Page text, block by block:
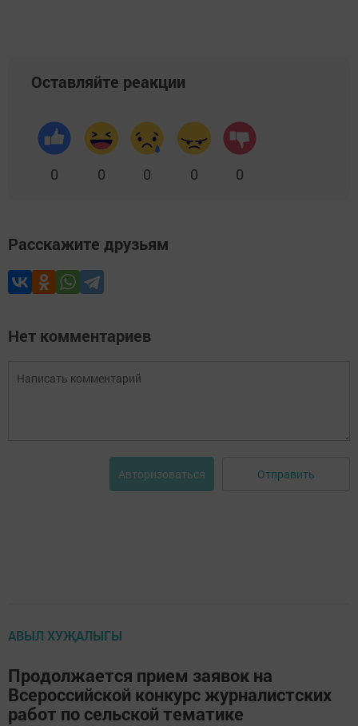
Оставляйте реакции
0 0 0 0 0
Расскажите друзьям
Нет комментариев
Авторизоваться Отправить
АВЫЛ ХУҖАЛЫГЫ
Продолжается прием заявок на
Всероссийской конкурс журналистских
работ по сельской тематике